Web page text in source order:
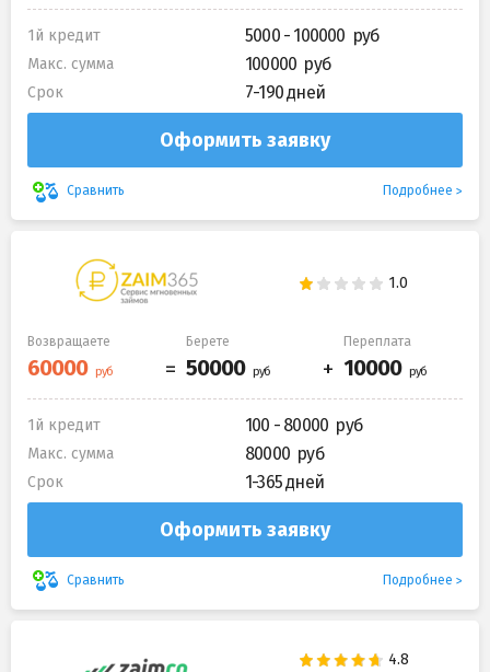
1й кредит 5000 - 100000
Макс. сумма 100000
Срок 7-190 дней
Оформить заявку
Сравнить Подробнее
Возвращаете Берете Переплата
1й кредит 100 - 80000
Макс. сумма 80000
Срок 1-365 дней
Оформить заявку
Сравнить Подробнее